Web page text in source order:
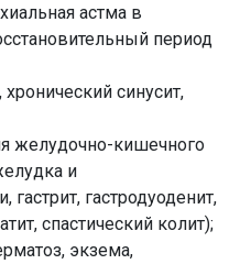
астма в
период
синусит,
желудочно-кишечного
и
гастродуоденит,
спастический колит);
экзема,